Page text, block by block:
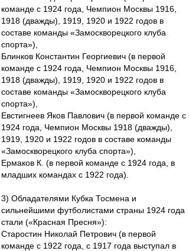
команде с 1924 года, Чемпион Москвы 1916,
1918 (дважды), 1919, 1920 и 1922 годов в
составе команды «Замоскворецкого клуба
спорта»),
Блинков Константин Георгиевич (в первой
команде с 1924 года, Чемпион Москвы 1916,
1918 (дважды), 1919, 1920 и 1922 годов в
составе команды «Замоскворецкого клуба
спорта»),
Евстигнеев Яков Павлович (в первой команде с
1924 года, Чемпион Москвы 1918 (дважды),
1919, 1920 и 1922 годов в составе команды
«Замоскворецкого клуба спорта»),
Ермаков К. (в первой команде с 1924 года, в
младших командах с 1922 года).
3) Обладателями Кубка Тосмена и
сильнейшими футболистами страны 1924 года
стали («Красная Пресня»):
Старостин Николай Петрович (в первой
команде с 1922 года, с 1917 года выступал в